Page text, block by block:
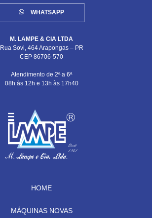
WHATSAPP
M. LAMPE & CIA LTDA
Rua Sovi, 464 Arapongas – PR
CEP 86706-570
Atendimento de 2ª a 6ª
08h às 12h e 13h às 17h40
HOME
MÁQUINAS NOVAS